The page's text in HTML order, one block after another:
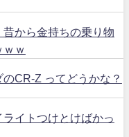
昔から金持ちの乗り物
ｗ
CR-Z ってどうかな？
ライトつけとけばかっ